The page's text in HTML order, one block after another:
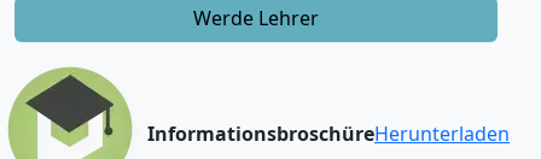
Werde Lehrer
InformationsbroschüreHerunterladen